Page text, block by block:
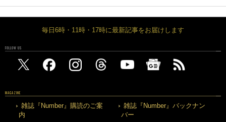
毎日6時・11時・17時に最新記事をお届けします
FOLLOW US
MAGAZINE
雑誌『Number』購読のご案
内
雑誌『Number』バックナン
バー